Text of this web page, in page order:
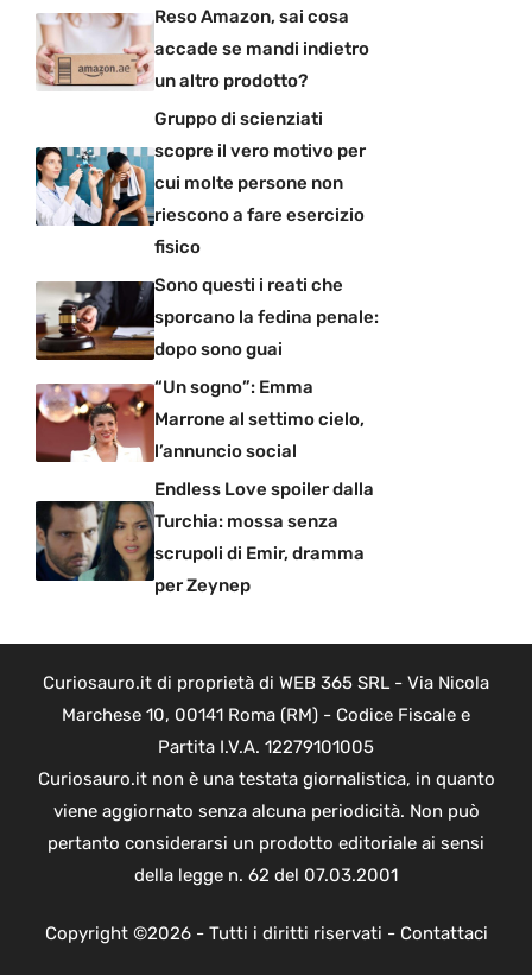
Reso Amazon, sai cosa
accade se mandi indietro
un altro prodotto?
Gruppo di scienziati
scopre il vero motivo per
cui molte persone non
riescono a fare esercizio
fisico
Sono questi i reati che
sporcano la fedina penale:
dopo sono guai
“Un sogno”: Emma
Marrone al settimo cielo,
l’annuncio social
Endless Love spoiler dalla
Turchia: mossa senza
scrupoli di Emir, dramma
per Zeynep
Curiosauro.it di proprietà di WEB 365 SRL - Via Nicola
Marchese 10, 00141 Roma (RM) - Codice Fiscale e
Partita I.V.A. 12279101005
Curiosauro.it non è una testata giornalistica, in quanto
viene aggiornato senza alcuna periodicità. Non può
pertanto considerarsi un prodotto editoriale ai sensi
della legge n. 62 del 07.03.2001
Copyright ©2026 - Tutti i diritti riservati - Contattaci